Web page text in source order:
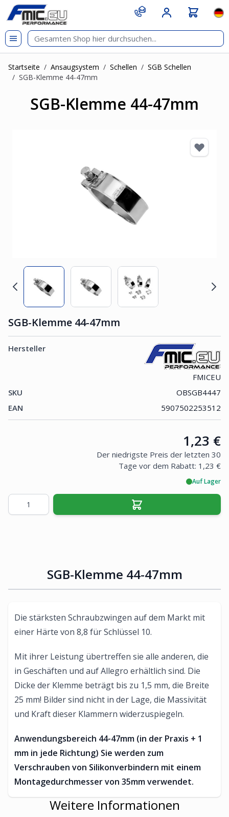
Zum Inhalt springen
git s
Startseite / Ansaugsystem / Schellen / SGB Schellen
/ SGB-Klemme 44-47mm
SGB-Klemme 44-47mm
SGB-Klemme 44-47mm
Hersteller
FMICEU
SKU
OBSGB4447
EAN
5907502253512
Price:
1,23 €
Der niedrigste Preis der letzten 30
Tage vor dem Rabatt: 1,23 €
Auf Lager
Menge
SGB-Klemme 44-47mm
Die stärksten Schraubzwingen auf dem Markt mit
einer Härte von 8,8 für Schlüssel 10.
Mit ihrer Leistung übertreffen sie alle anderen, die
in Geschäften und auf Allegro erhältlich sind. Die
Dicke der Klemme beträgt bis zu 1,5 mm, die Breite
25 mm! Bilder sind nicht in der Lage, die Massivität
und Kraft dieser Klammern widerzuspiegeln.
Anwendungsbereich 44-47mm (in der Praxis + 1
mm in jede Richtung) Sie werden zum
Verschrauben von Silikonverbindern mit einem
Montagedurchmesser von 35mm verwendet.
Weitere Informationen